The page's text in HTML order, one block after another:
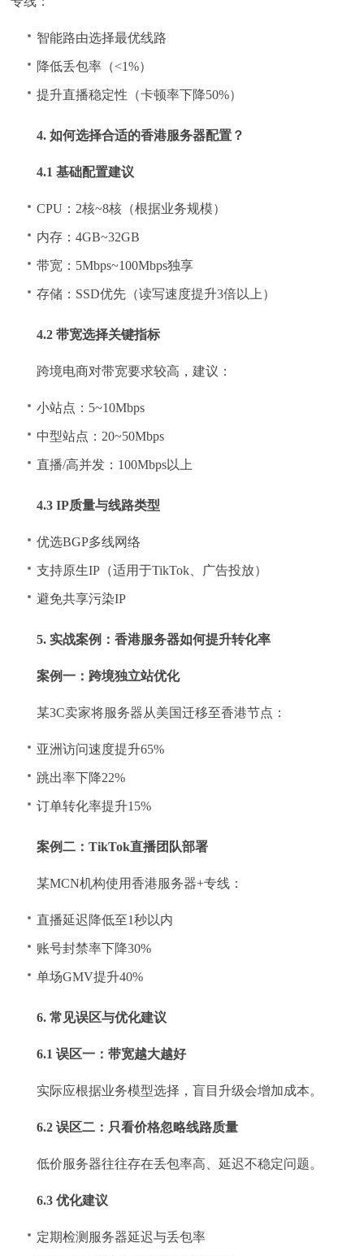
智能路由选择最优线路
降低丢包率（<1%）
提升直播稳定性（卡顿率下降50%）
4. 如何选择合适的香港服务器配置？
4.1 基础配置建议
CPU：2核~8核（根据业务规模）
内存：4GB~32GB
带宽：5Mbps~100Mbps独享
存储：SSD优先（读写速度提升3倍以上）
4.2 带宽选择关键指标
跨境电商对带宽要求较高，建议：
小站点：5~10Mbps
中型站点：20~50Mbps
直播/高并发：100Mbps以上
4.3 IP质量与线路类型
优选BGP多线网络
支持原生IP（适用于TikTok、广告投放）
避免共享污染IP
5. 实战案例：香港服务器如何提升转化率
案例一：跨境独立站优化
某3C卖家将服务器从美国迁移至香港节点：
亚洲访问速度提升65%
跳出率下降22%
订单转化率提升15%
案例二：TikTok直播团队部署
某MCN机构使用香港服务器+专线：
直播延迟降低至1秒以内
账号封禁率下降30%
单场GMV提升40%
6. 常见误区与优化建议
6.1 误区一：带宽越大越好
实际应根据业务模型选择，盲目升级会增加成本。
6.2 误区二：只看价格忽略线路质量
低价服务器往往存在丢包率高、延迟不稳定问题。
6.3 优化建议
定期检测服务器延迟与丢包率